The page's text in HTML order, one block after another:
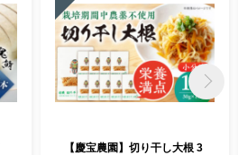
【慶宝農園】切り干し大根 3